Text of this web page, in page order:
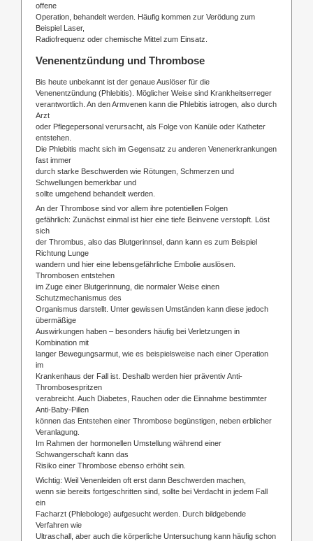
offene
Operation, behandelt werden. Häufig kommen zur Verödung zum
Beispiel Laser,
Radiofrequenz oder chemische Mittel zum Einsatz.
Venenentzündung und Thrombose
Bis heute unbekannt ist der genaue Auslöser für die
Venenentzündung (Phlebitis). Möglicher Weise sind Krankheitserreger
verantwortlich. An den Armvenen kann die Phlebitis iatrogen, also durch
Arzt
oder Pflegepersonal verursacht, als Folge von Kanüle oder Katheter
entstehen.
Die Phlebitis macht sich im Gegensatz zu anderen Venenerkrankungen
fast immer
durch starke Beschwerden wie Rötungen, Schmerzen und
Schwellungen bemerkbar und
sollte umgehend behandelt werden.
An der Thrombose sind vor allem ihre potentiellen Folgen
gefährlich: Zunächst einmal ist hier eine tiefe Beinvene verstopft. Löst
sich
der Thrombus, also das Blutgerinnsel, dann kann es zum Beispiel
Richtung Lunge
wandern und hier eine lebensgefährliche Embolie auslösen.
Thrombosen entstehen
im Zuge einer Blutgerinnung, die normaler Weise einen
Schutzmechanismus des
Organismus darstellt. Unter gewissen Umständen kann diese jedoch
übermäßige
Auswirkungen haben – besonders häufig bei Verletzungen in
Kombination mit
langer Bewegungsarmut, wie es beispielsweise nach einer Operation
im
Krankenhaus der Fall ist. Deshalb werden hier präventiv Anti-
Thrombosespritzen
verabreicht. Auch Diabetes, Rauchen oder die Einnahme bestimmter
Anti-Baby-Pillen
können das Entstehen einer Thrombose begünstigen, neben erblicher
Veranlagung.
Im Rahmen der hormonellen Umstellung während einer
Schwangerschaft kann das
Risiko einer Thrombose ebenso erhöht sein.
Wichtig: Weil Venenleiden oft erst dann Beschwerden machen,
wenn sie bereits fortgeschritten sind, sollte bei Verdacht in jedem Fall
ein
Facharzt (Phlebologe) aufgesucht werden. Durch bildgebende
Verfahren wie
Ultraschall, aber auch die körperliche Untersuchung kann häufig schon